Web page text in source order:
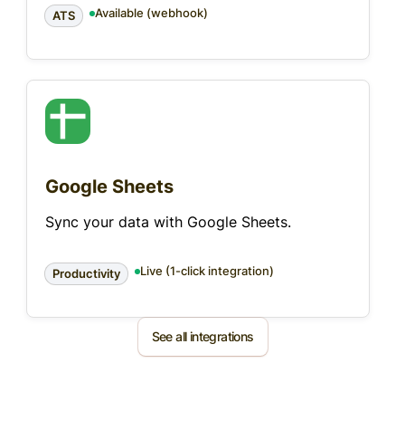
ATS Available (webhook)
Google Sheets
Sync your data with Google Sheets.
Productivity Live (1-click integration)
See all integrations